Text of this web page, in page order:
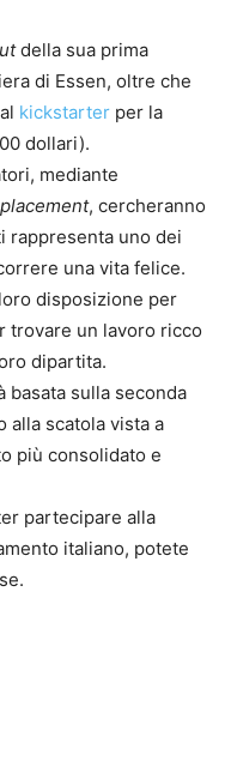
della sua prima
di Essen, oltre che
kickstarter per la
dollari).
mediante
, cercheranno
rappresenta uno dei
una vita felice.
disposizione per
trovare un lavoro ricco
dipartita.
basata sulla seconda
alla scatola vista a
più consolidato e
partecipare alla
italiano, potete